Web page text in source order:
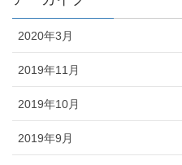
2020年3月
2019年11月
2019年10月
2019年9月